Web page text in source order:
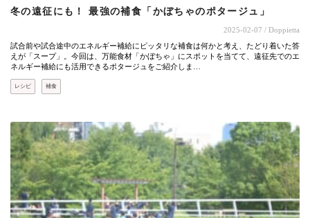
冬の遠征にも！ 最強の補食「かぼちゃのポタージュ」
2025-02-07 / Doppietta
試合前や試合途中のエネルギー補給にピッタリな補食は何かと考え、たどり着いた答
えが「スープ」。今回は、万能食材「かぼちゃ」にスポットを当てて、遠征先でのエ
ネルギー補給にも活用できるポタージュをご紹介しま…
レシピ 補食